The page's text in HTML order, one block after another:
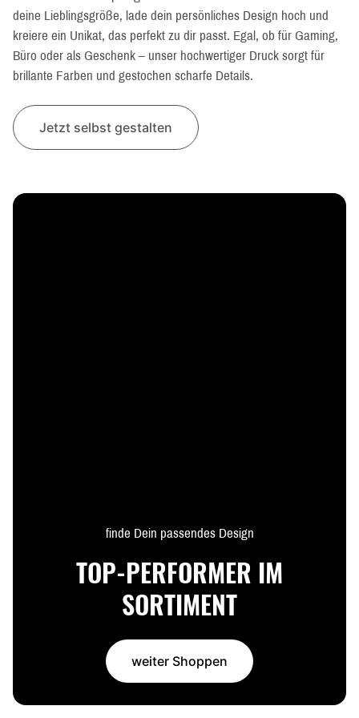
deine Lieblingsgröße, lade dein persönliches Design hoch und
kreiere ein Unikat, das perfekt zu dir passt. Egal, ob für Gaming,
Büro oder als Geschenk – unser hochwertiger Druck sorgt für
brillante Farben und gestochen scharfe Details.
Jetzt selbst gestalten
finde Dein passendes Design
TOP-PERFORMER IM
SORTIMENT
weiter Shoppen